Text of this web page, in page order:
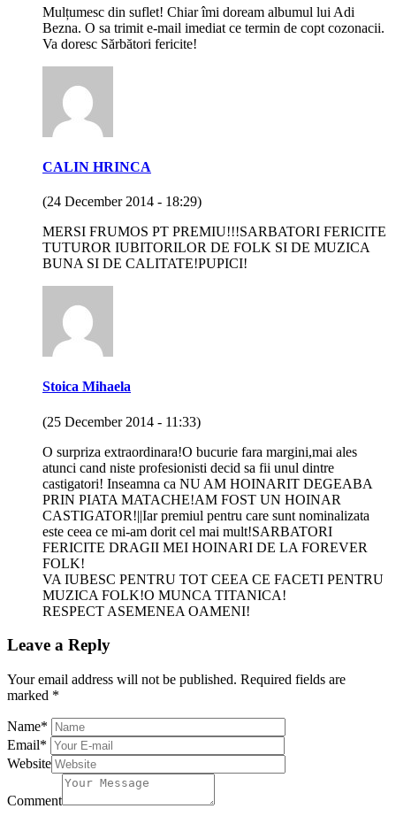
Mulțumesc din suflet! Chiar îmi doream albumul lui Adi
Bezna. O sa trimit e-mail imediat ce termin de copt cozonacii.
Va doresc Sărbători fericite!
CALIN HRINCA
(24 December 2014 - 18:29)
MERSI FRUMOS PT PREMIU!!!SARBATORI FERICITE
TUTUROR IUBITORILOR DE FOLK SI DE MUZICA
BUNA SI DE CALITATE!PUPICI!
Stoica Mihaela
(25 December 2014 - 11:33)
O surpriza extraordinara!O bucurie fara margini,mai ales
atunci cand niste profesionisti decid sa fii unul dintre
castigatori! Inseamna ca NU AM HOINARIT DEGEABA
PRIN PIATA MATACHE!AM FOST UN HOINAR
CASTIGATOR!||Iar premiul pentru care sunt nominalizata
este ceea ce mi-am dorit cel mai mult!SARBATORI
FERICITE DRAGII MEI HOINARI DE LA FOREVER
FOLK!
VA IUBESC PENTRU TOT CEEA CE FACETI PENTRU
MUZICA FOLK!O MUNCA TITANICA!
RESPECT ASEMENEA OAMENI!
Leave a Reply
Your email address will not be published. Required fields are
marked *
Name*
Email*
Website
Comment